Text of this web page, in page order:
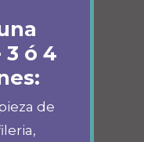
ó 4
de